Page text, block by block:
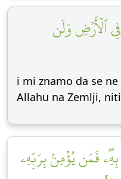
ٱلۡأَرۡضِ وَلَن
i mi znamo da se
Allahu na Zemlji,
بِهِۦۖ فَمَن يُؤۡمِنۢ بِرَبِّهِۦ